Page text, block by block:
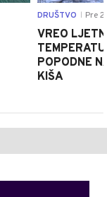
DRUŠTVO Pre
VREO
POPODNE
KIŠA